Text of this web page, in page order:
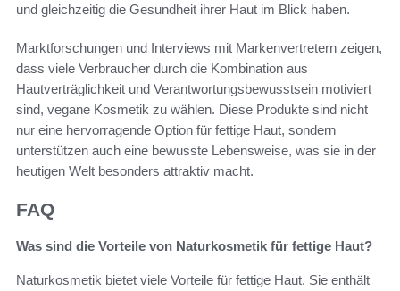
und gleichzeitig die Gesundheit ihrer Haut im Blick haben.
Marktforschungen und Interviews mit Markenvertretern zeigen,
dass viele Verbraucher durch die Kombination aus
Hautverträglichkeit und Verantwortungsbewusstsein motiviert
sind, vegane Kosmetik zu wählen. Diese Produkte sind nicht
nur eine hervorragende Option für fettige Haut, sondern
unterstützen auch eine bewusste Lebensweise, was sie in der
heutigen Welt besonders attraktiv macht.
FAQ
Was sind die Vorteile von Naturkosmetik für fettige Haut?
Naturkosmetik bietet viele Vorteile für fettige Haut. Sie enthält